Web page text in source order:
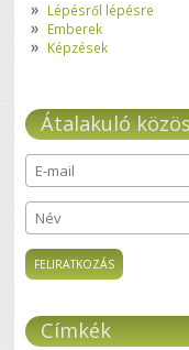
Lépésről lépésre
Emberek
Képzések
Átalakuló
E-mail*
Név
Címkék